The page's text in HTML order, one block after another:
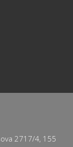
2717/4, 155